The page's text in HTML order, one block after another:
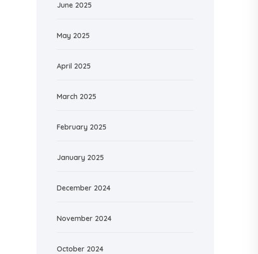
June 2025
May 2025
April 2025
March 2025
February 2025
January 2025
December 2024
November 2024
October 2024